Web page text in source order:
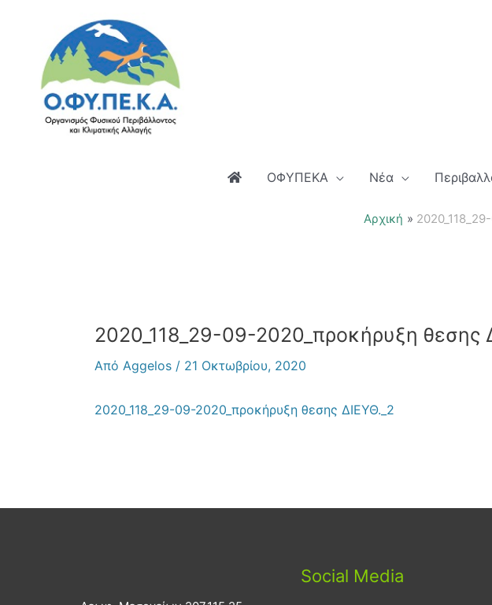
περιεχόμενο
ΟΦΥΠΕΚΑ Νέα
Αρχική
2020_118_29-09-2020_προκήρυξη θεσης
Από Aggelos / 21 Οκτωβρίου, 2020
2020_118_29-09-2020_προκήρυξη θεσης ΔΙΕΥΘ._2
Social Media